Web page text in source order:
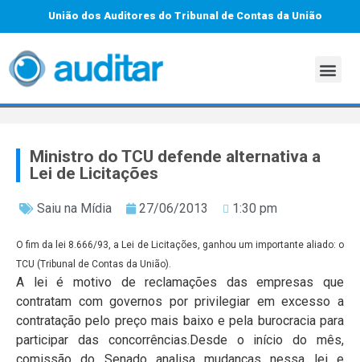
União dos Auditores do Tribunal de Contas da União
Ministro do TCU defende alternativa a
Lei de Licitações
Saiu na Mídia 27/06/2013 1:30 pm
O fim da lei 8.666/93, a Lei de Licitações, ganhou um importante aliado: o
TCU (Tribunal de Contas da União).
A lei é motivo de reclamações das empresas que
contratam com governos por privilegiar em excesso a
contratação pelo preço mais baixo e pela burocracia para
participar das concorrências.Desde o início do mês,